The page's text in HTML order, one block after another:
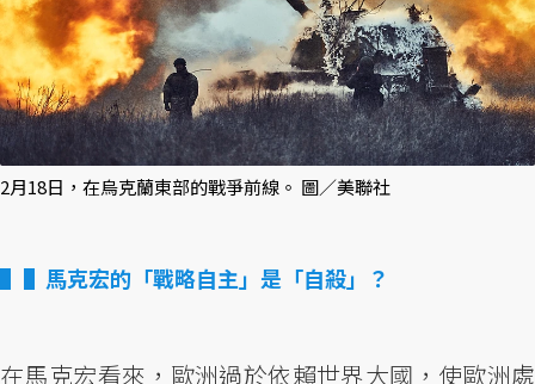
2月18日，在烏克蘭東部的戰爭前線。 圖／美聯社
▌馬克宏的「戰略自主」是「自殺」？
在馬克宏看來，歐洲過於依賴世界大國，使歐洲處